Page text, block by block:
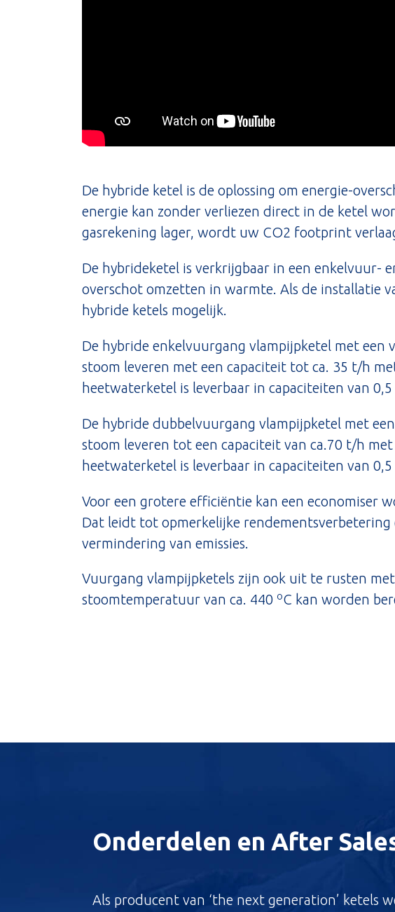
De hybride ketel is de oplossing om energie-
energie kan zonder verliezen direct in de ketel
gasrekening lager, wordt uw CO2 footprint
De hybrideketel is verkrijgbaar in een enkelvuur-
overschot omzetten in warmte. Als de installatie
hybride ketels mogelijk.
De hybride enkelvuurgang vlampijpketel met
stoom leveren met een capaciteit tot ca. 35 t/h
heetwaterketel is leverbaar in capaciteiten van
De hybride dubbelvuurgang vlampijpketel met
stoom leveren tot een capaciteit van ca.70 t/h
heetwaterketel is leverbaar in capaciteiten van
Voor een grotere efficiëntie kan een economiser
Dat leidt tot opmerkelijke
vermindering van emissies.
Vuurgang vlampijpketels zijn ook uit te rusten
stoomtemperatuur van ca. 440 oC kan worden
Onderdelen en After
Als producent van ‘the next generation’ ketels